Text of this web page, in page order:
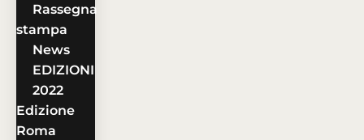
Rassegna
stampa
News
EDIZIONI
2022
Edizione
Roma